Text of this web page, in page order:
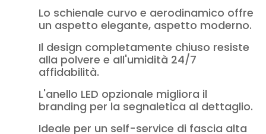
Lo schienale curvo e aerodinamico offre
un aspetto elegante, aspetto moderno.
Il design completamente chiuso resiste
alla polvere e all'umidità 24/7
affidabilità.
L'anello LED opzionale migliora il
branding per la segnaletica al dettaglio.
Ideale per un self-service di fascia alta